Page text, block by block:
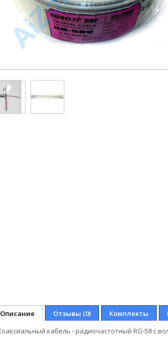
Описание Отзывы (0) Комплекты
кабель - радиочастотный RG-58 с